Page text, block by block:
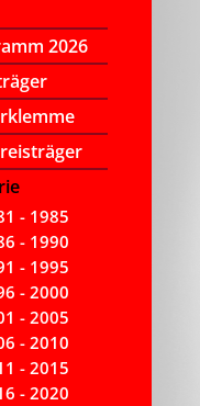
2026
- 1985
- 1990
- 1995
- 2000
- 2005
- 2010
- 2015
- 2020